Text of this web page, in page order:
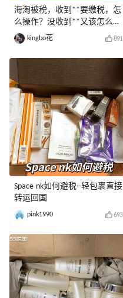
海淘被税，收到**要缴税，怎
么操作？没收到**又该怎么
办？kingbo花 891
Space nk如何避税--轻包裹直接
转运回国
pink1990 693